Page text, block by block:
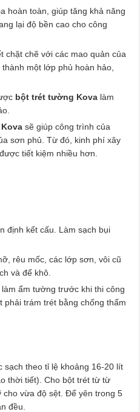
hoàn toàn, giúp tăng khả năng
lại độ bền cao cho công
chặt chẽ với các mao quản của
một lớp phủ hoàn hảo,
bột trét tường Kova làm
sẽ giúp công trình của
sơn phủ. Từ đó, kinh phí xây
tiết kiệm nhiều hơn.
định kết cấu. Làm sạch bụi
rêu mốc, các lớp sơn, vôi cũ
và để khô.
ẩm tường trước khi thi công
phải trám trét bằng chống thấm
sạch theo tỉ lệ khoảng 16-20 lít
thời tiết). Cho bột trét từ từ
cho vừa độ sệt. Để yên trong 5
đều.